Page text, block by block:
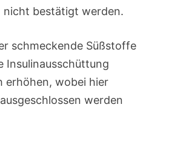
nicht bestätigt werden.
schmeckende Süßstoffe
Insulinausschüttung
erhöhen, wobei hier
werden